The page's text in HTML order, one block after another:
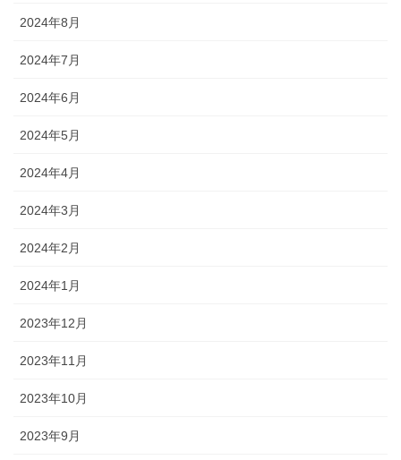
2024年8月
2024年7月
2024年6月
2024年5月
2024年4月
2024年3月
2024年2月
2024年1月
2023年12月
2023年11月
2023年10月
2023年9月